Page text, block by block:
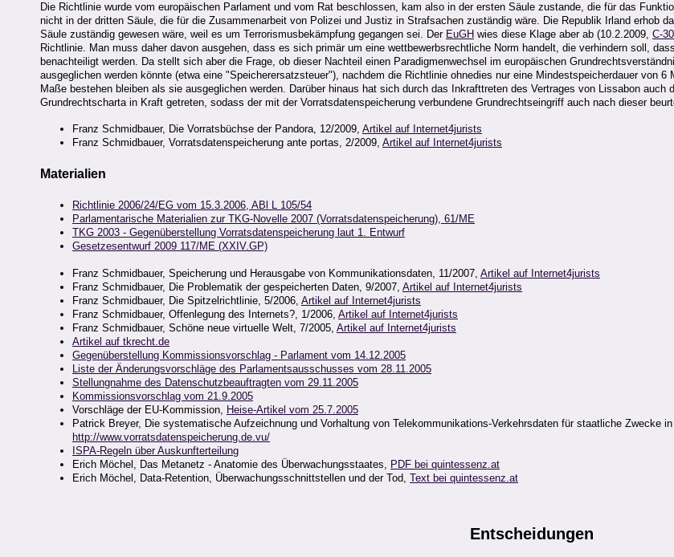
Die Richtlinie wurde vom europäischen Parlament und vom Rat beschlossen, kam also in der ersten Säule zustande, die für das
nicht in der dritten Säule, die für die Zusammenarbeit von Polizei und Justiz in Strafsachen zuständig wäre. Die Republik Irland erhob
Säule zuständig gewesen wäre, weil es um Terrorismusbekämpfung gegangen sei. Der EuGH wies diese Klage aber ab (10.2.2009, C-
Richtlinie. Man muss daher davon ausgehen, dass es sich primär um eine wettbewerbsrechtliche Norm handelt, die verhindern soll,
benachteiligt werden. Da stellt sich aber die Frage, ob dieser Nachteil einen Paradigmenwechsel im europäischen
ausgeglichen werden könnte (etwa eine "Speicherersatzsteuer"), nachdem die Richtlinie ohnedies nur eine Mindestspeicherdauer von
Maße bestehen bleiben als sie ausgeglichen werden. Darüber hinaus hat sich durch das Inkrafttreten des Vertrages von Lissabon
Grundrechtscharta in Kraft getreten, sodass der mit der Vorratsdatenspeicherung verbundene Grundrechtseingriff auch nach dieser
Franz Schmidbauer, Die Vorratsbüchse der Pandora, 12/2009, Artikel auf Internet4jurists
Franz Schmidbauer, Vorratsdatenspeicherung ante portas, 2/2009, Artikel auf Internet4jurists
Materialien
Richtlinie 2006/24/EG vom 15.3.2006, ABl L 105/54
Parlamentarische Materialien zur TKG-Novelle 2007 (Vorratsdatenspeicherung), 61/ME
TKG 2003 - Gegenüberstellung Vorratsdatenspeicherung laut 1. Entwurf
Gesetzesentwurf 2009 117/ME (XXIV.GP)
Franz Schmidbauer, Speicherung und Herausgabe von Kommunikationsdaten, 11/2007, Artikel auf Internet4jurists
Franz Schmidbauer, Die Problematik der gespeicherten Daten, 9/2007, Artikel auf Internet4jurists
Franz Schmidbauer, Die Spitzelrichtlinie, 5/2006, Artikel auf Internet4jurists
Franz Schmidbauer, Offenlegung des Internets?, 1/2006, Artikel auf Internet4jurists
Franz Schmidbauer, Schöne neue virtuelle Welt, 7/2005, Artikel auf Internet4jurists
Artikel auf tkrecht.de
Gegenüberstellung Kommissionsvorschlag - Parlament vom 14.12.2005
Liste der Änderungsvorschläge des Parlamentsausschusses vom 28.11.2005
Stellungnahme des Datenschutzbeauftragten vom 29.11.2005
Kommissionsvorschlag vom 21.9.2005
Vorschläge der EU-Kommission,
Heise-Artikel vom 25.7.2005
Patrick Breyer, Die systematische Aufzeichnung und Vorhaltung von Telekommunikations-Verkehrsdaten für staatliche Zwecke
http://www.vorratsdatenspeicherung.de.vu/
ISPA-Regeln über Auskunfterteilung
Erich Möchel, Das Metanetz - Anatomie des Überwachungsstaates,
PDF bei quintessenz.at
Erich Möchel, Data-Retention, Überwachungsschnittstellen und der Tod, Text bei quintessenz.at
Entscheidungen